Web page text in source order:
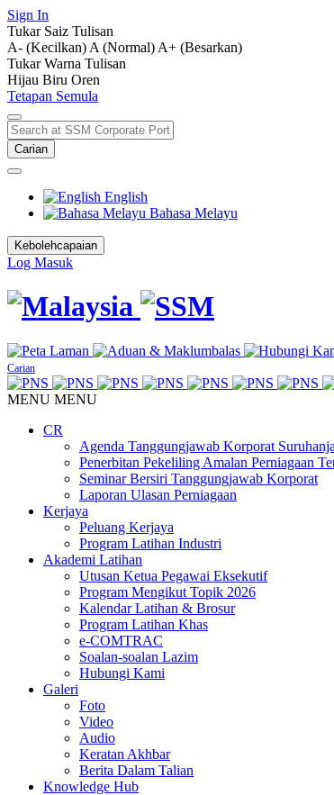
Sign In
Tukar Saiz Tulisan
A- (Kecilkan) A (Normal) A+ (Besarkan)
Tukar Warna Tulisan
Hijau Biru Oren
Tetapan Semula
Carian
English
Bahasa Melayu
Kebolehcapaian
Log Masuk
Carian
MENU MENU
CR
Agenda Tanggungjawab Korporat
Penerbitan Pekeliling Amalan Perniagaan
Seminar Bersiri Tanggungjawab Korporat
Laporan Ulasan Perniagaan
Kerjaya
Peluang Kerjaya
Program Latihan Industri
Akademi Latihan
Utusan Ketua Pegawai Eksekutif
Program Mengikut Topik 2026
Kalendar Latihan & Brosur
Program Latihan Khas
e-COMTRAC
Soalan-soalan Lazim
Hubungi Kami
Galeri
Foto
Video
Audio
Keratan Akhbar
Berita Dalam Talian
Knowledge Hub